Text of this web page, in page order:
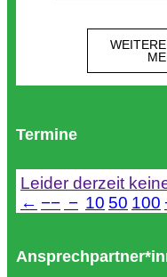
Termine
Leider derzeit
← −− − 10 50 100